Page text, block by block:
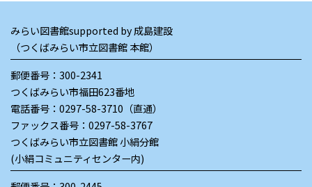
みらい図書館supported by 成島建設
（つくばみらい市立図書館 本館）
郵便番号：300-2341
つくばみらい市福田623番地
電話番号： 0297-58-3710（直通）
ファックス番号：0297-58-3767
つくばみらい市立図書館 小絹分館
(小絹コミュニティセンター内)